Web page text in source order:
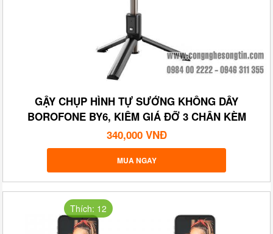
GẬY CHỤP HÌNH TỰ SƯỚNG KHÔNG DÂY
BOROFONE BY6, KIÊM GIÁ ĐỠ 3 CHÂN KÈM
REMOTE BLUETOOTH
340,000 VNĐ
MUA NGAY
Thích: 12